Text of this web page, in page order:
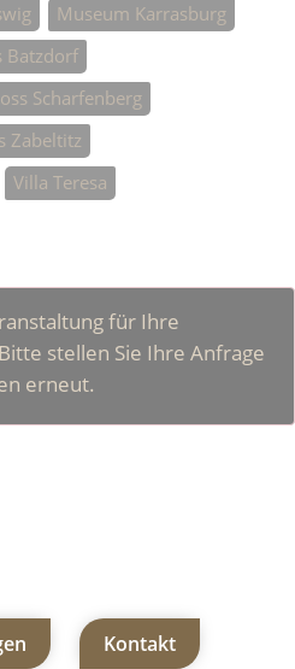
Museum Karrasburg
Batzdorf
Scharfenberg
Zabeltitz
Villa Teresa
für Ihre
stellen Sie Ihre Anfrage
erneut.
Kontakt